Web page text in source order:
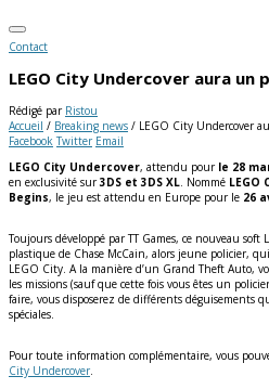
Contact
LEGO City Undercover aura un
Rédigé par Ristou
Accueil / Breaking news / LEGO City Undercover
Facebook Twitter Email
LEGO City Undercover, attendu pour le 28
en exclusivité sur3DS et 3DS XL. Nommé LEGO
Begins, le jeu est attendu en Europe pour le 26
Toujours développé par TT Games, ce nouveau soft
plastique de Chase McCain, alors jeune policier,
LEGO City. A la manière d’un Grand Theft Auto,
les missions (sauf que cette fois vous êtes un
faire, vous disposerez de différents déguisements
spéciales.
Pour toute information complémentaire, vous
City Undercover.